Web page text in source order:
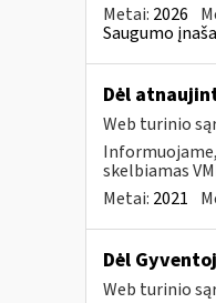
Metai: 2026
Saugumo
Dėl
Web turinio
skelbiamas
Metai: 2021
Dėl
Web turinio